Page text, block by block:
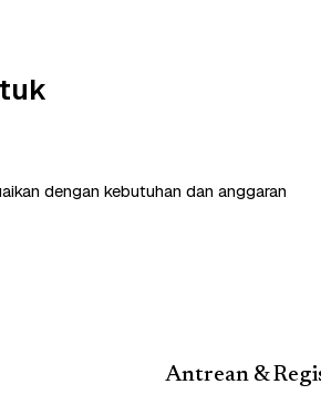
dengan kebutuhan dan anggaran
Antrean &